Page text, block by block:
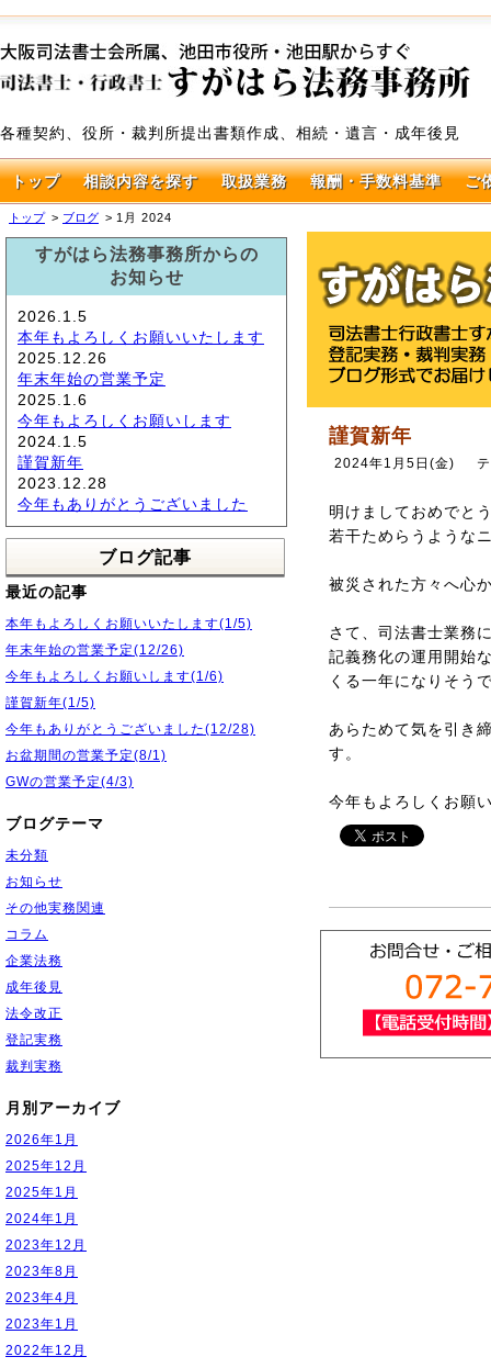
各種契約、役所・裁判所提出書類作成、相続・遺言・成年後見
トップ 相談内容を探す 取扱業務 報酬・手数料基準 ご
トップ ブログ 1月 2024
謹賀新年
2024年1月5日(金)
明けましておめでと
若干ためらうような
被災された方々へ心
さて、司法書士業務
記義務化の運用開始
くる一年になりそう
あらためて気を引き
す。
今年もよろしくお願
すがはら法務事務所からの
お知らせ
2026.1.5
本年もよろしくお願いいたします
2025.12.26
年末年始の営業予定
2025.1.6
今年もよろしくお願いします
2024.1.5
謹賀新年
2023.12.28
今年もありがとうございました
ブログ記事
最近の記事
本年もよろしくお願いいたします(1/5)
年末年始の営業予定(12/26)
今年もよろしくお願いします(1/6)
謹賀新年(1/5)
今年もありがとうございました(12/28)
お盆期間の営業予定(8/1)
GWの営業予定(4/3)
ブログテーマ
未分類
お知らせ
その他実務関連
コラム
企業法務
成年後見
法令改正
登記実務
裁判実務
月別アーカイブ
2026年1月
2025年12月
2025年1月
2024年1月
2023年12月
2023年8月
2023年4月
2023年1月
2022年12月